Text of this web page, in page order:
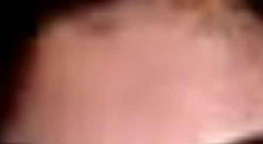
preventivas sejam convertidas em prisão domiciliar.